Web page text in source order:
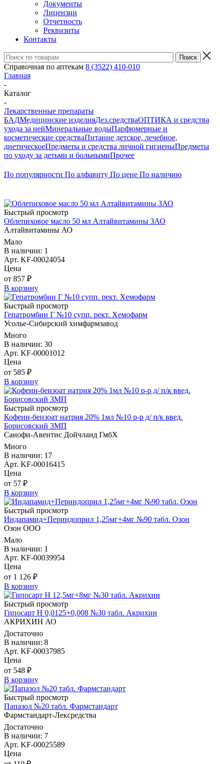
Документы
Лицензии
Отчетность
Реквизиты
Контакты
Справочная по аптекам 8 (3522) 410-010
Главная
-
Каталог
-
Лекарственные препараты
БАДМедицинские изделияДез.средстваОПТИКА и средства
ухода за нейМинеральные водыПарфюмерные и
косметические средстваПитание детское, лечебное,
диетическоеПредметы и средства личной гигиеныПредметы
по уходу за детьми и больнымиПрочее
По популярности По алфавиту По цене По наличию
Быстрый просмотр
Облепиховое масло 50 мл Алтайвитамины ЗАО
Алтайвитамины АО
Мало
В наличии: 1
Арт. KF-00024054
Цена
от 857 ₽
В корзину
Быстрый просмотр
Гепатромбин Г №10 супп. рект. Хемофарм
Усолье-Сибирский химфармзавод
Много
В наличии: 30
Арт. KF-00001012
Цена
от 585 ₽
В корзину
Быстрый просмотр
Кофеин-бензоат натрия 20% 1мл №10 р-р д/ п/к введ.
Борисовский ЗМП
Санофи-Авентис Дойчланд ГмбХ
Много
В наличии: 17
Арт. KF-00016415
Цена
от 57 ₽
В корзину
Быстрый просмотр
Индапамид+Периндоприл 1,25мг+4мг №90 табл. Озон
Озон ООО
Мало
В наличии: 1
Арт. KF-00039954
Цена
от 1 126 ₽
В корзину
Быстрый просмотр
Гипосарт Н 0,0125+0,008 №30 табл. Акрихин
АКРИХИН АО
Достаточно
В наличии: 8
Арт. KF-00037985
Цена
от 548 ₽
В корзину
Быстрый просмотр
Папазол №20 табл. Фармстандарт
Фармстандарт-Лексредства
Достаточно
В наличии: 7
Арт. KF-00025589
Цена